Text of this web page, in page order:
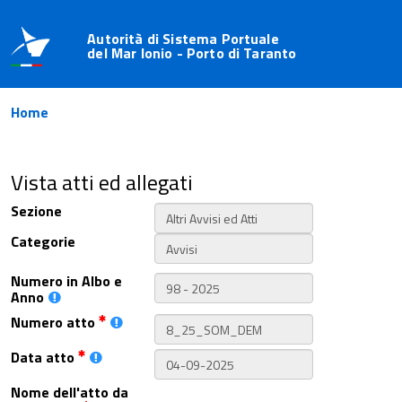
Autorità di Sistema Portuale
del Mar Ionio - Porto di Taranto
Home
Vista atti ed allegati
Sezione
Categorie
Numero in Albo e
Anno
Numero atto
Data atto
Nome dell'atto da